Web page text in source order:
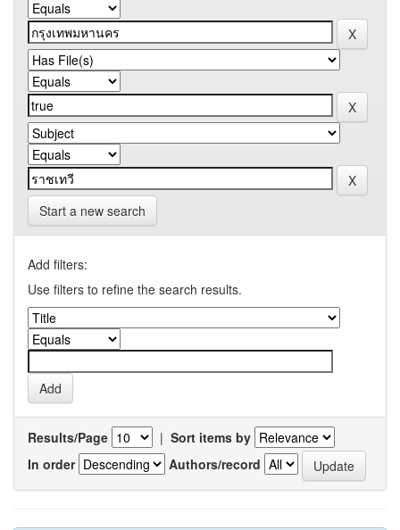
Start a new search
Add filters:
Use filters to refine the search results.
Results/Page | Sort items by
In order
Authors/record